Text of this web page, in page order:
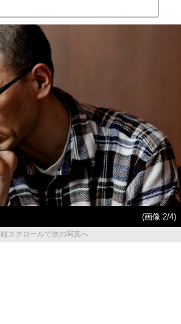
(画像 2/4)
縦スクロールで次の写真へ